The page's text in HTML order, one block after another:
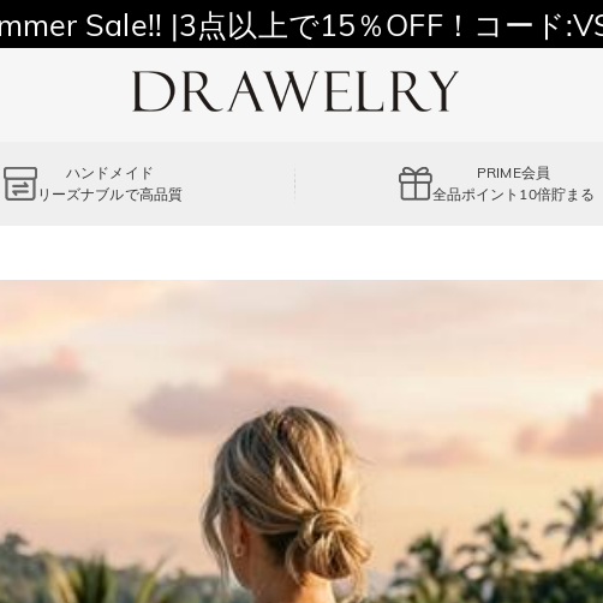
11,700円以上通常配送無料！
Sale!! |3点以上で15％OFF！コード
ハンドメイド
リーズナブルで高品質
PRIME会員
全品ポイント10倍貯まる